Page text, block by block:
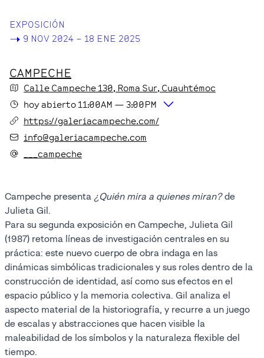
EXPOSICIÓN
-> 9 NOV 2024 – 18 ENE 2025
CAMPECHE
Calle Campeche 130, Roma Sur, Cuauhtémoc
hoyabierto 11:00AM — 3:00PM
https://galeriacampeche.com/
info@galeriacampeche.com
___campeche
Campeche presenta ¿Quién mira a quienes miran?de
Julieta Gil.
Para su segunda exposición en Campeche, Julieta Gil
(1987) retoma líneas de investigación centrales en su
práctica: este nuevo cuerpo de obra indaga en las
dinámicas simbólicas tradicionales y sus roles dentro de la
construcción de identidad, así como sus efectos en el
espacio público y la memoria colectiva. Gil analiza el
aspecto material de la historiografía, y recurre a un juego
de escalas y abstracciones que hacen visible la
maleabilidad de los símbolos y la naturaleza flexible del
tiempo.